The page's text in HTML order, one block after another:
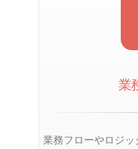
業
業務フローやロジ